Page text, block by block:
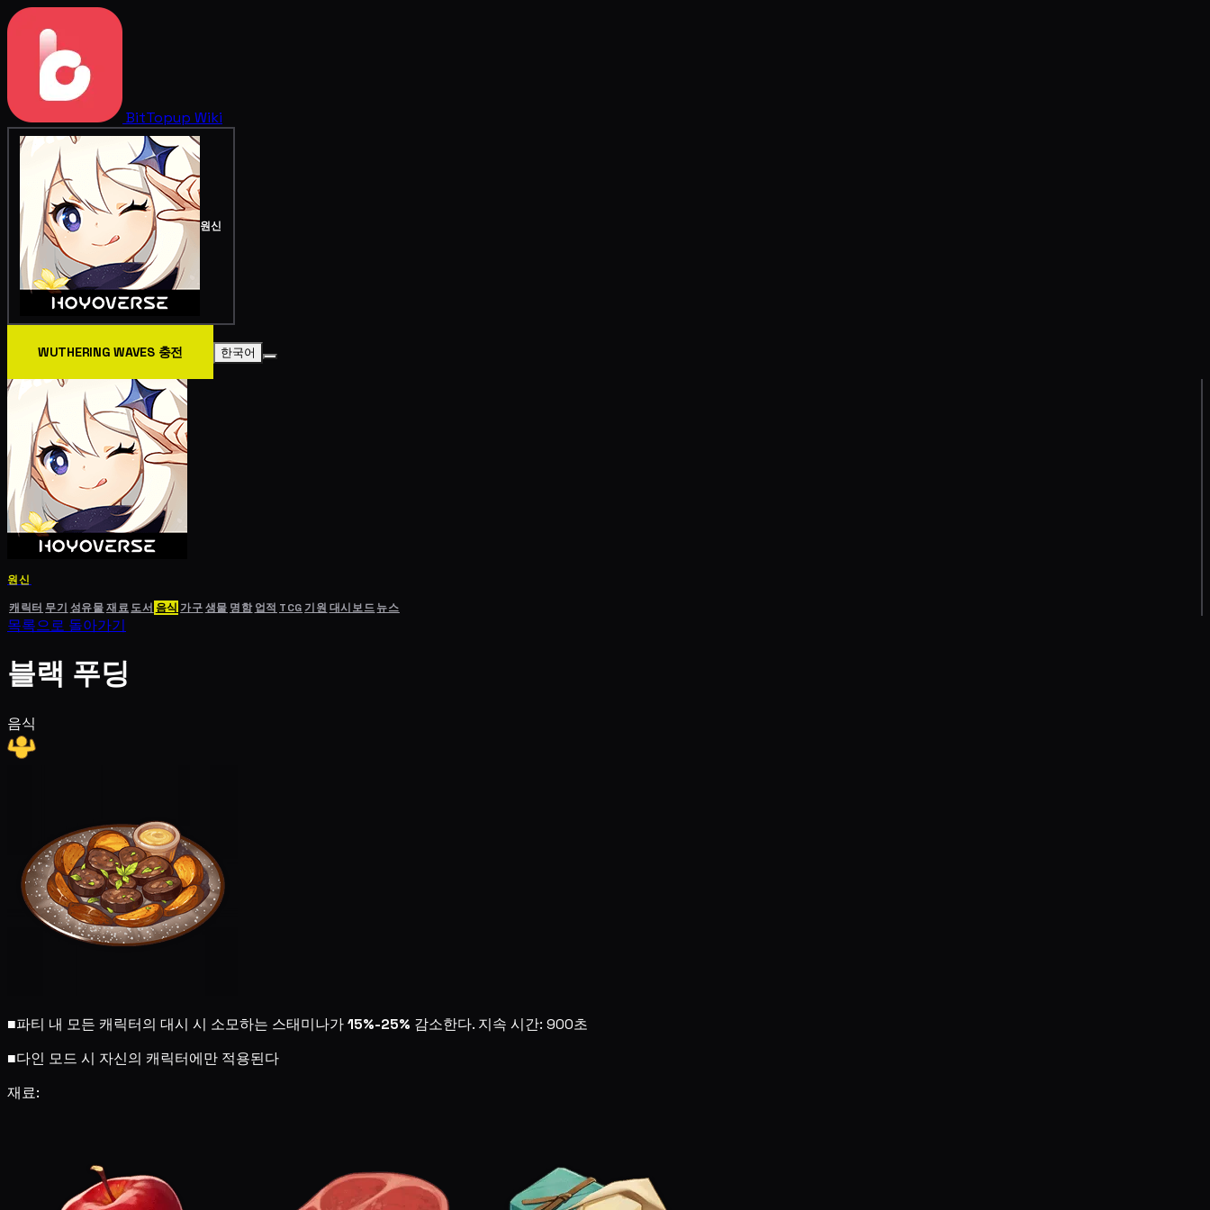
BitTopup Wiki
원신
WUTHERING WAVES 충전 한국어
원신
캐릭터 무기 성유물재료도서 음식 가구생물 명함 업적 TCG기원 대시보드뉴스
목록으로 돌아가기
블랙 푸딩
음식
■파티 내 모든 캐릭터의 대시 시 소모하는 스태미나가15%-25% 감소한다. 지속 시간: 900초
■다인 모드 시 자신의 캐릭터에만 적용된다
재료: